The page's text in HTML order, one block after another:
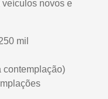
veículos novos e
mil
contemplação)